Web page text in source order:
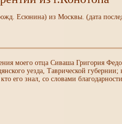
Есюнина) из Москвы. (дата
моего отца Сиваша Григория
уезда, Таврической
его знал, со словами